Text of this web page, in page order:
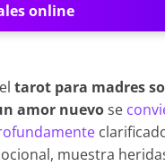
online
tarot para madres
amor nuevose
muestra